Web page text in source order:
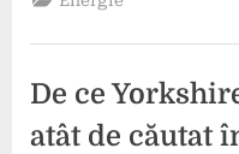
după
De ce
atât de căutat